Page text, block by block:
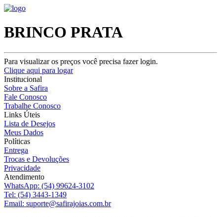
BRINCO PRATA
Para visualizar os preços você precisa fazer login.
Clique aqui para logar
Institucional
Sobre a Safira
Fale Conosco
Trabalhe Conosco
Links Úteis
Lista de Desejos
Meus Dados
Políticas
Entrega
Trocas e Devoluções
Privacidade
Atendimento
WhatsApp: (54) 99624-3102
Tel: (54) 3443-1349
Email: suporte@safirajoias.com.br